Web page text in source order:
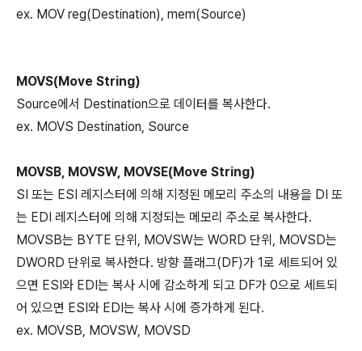
ex. MOV reg(Destination), mem(Source)
MOVS(Move String)
Source에서 Destination으로 데이터를 복사한다.
ex. MOVS Destination, Source
MOVSB, MOVSW, MOVSE(Move String)
SI 또는 ESI 레지스터에 의해 지정된 메모리 주소의 내용을 DI 또
는 EDI 레지스터에 의해 지정되는 메모리 주소로 복사한다.
MOVSB는 BYTE 단위, MOVSW는 WORD 단위, MOVSD는
DWORD 단위로 복사한다. 방향 플래그(DF)가 1로 세트되어 있
으면 ESI와 EDI는 복사 시에 감소하게 되고 DF가 0으로 세트되
어 있으면 ESI와 EDI는 복사 시에 증가하게 된다.
ex. MOVSB, MOVSW, MOVSD